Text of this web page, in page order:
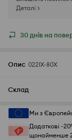
Деталі >
30 днів на
Опис 022IX-80X
Склад
Ми з
Додаткові -
щонайменше